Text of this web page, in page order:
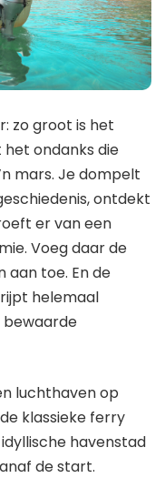
zo groot is het
het ondanks die
mars. Je dompelt
ontdekt
er van een
Voeg daar de
aan toe. En de
helemaal
bewaarde
luchthaven op
klassieke ferry
havenstad
de start.